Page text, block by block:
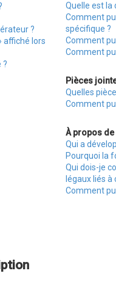
?
affiché lors
?
Quelle est
Comment
spécifique ?
Comment
Comment
Pièces
Quelles
Comment
À propos de
Qui a
Pourquoi la
Qui dois-je
légaux liés à
Comment